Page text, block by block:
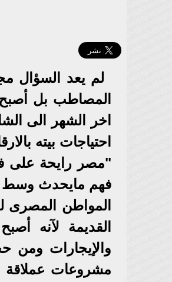
لم يعد السؤال
المصاطب بل
اخر الشهر الى
احتياجات بيته
"مصر رايحة على
فهم مايحدث وسط
المواطن المصرى
القديمة لآنه
والإيجارات ومن
مشروعات عملاقة